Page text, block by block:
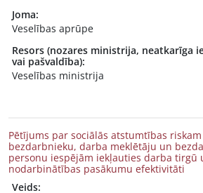
Joma:
Veselības aprūpe
Resors (nozares ministrija, neatkarīga
vai pašvaldība):
Veselības ministrija
Pētījums par sociālās atstumtības
bezdarbnieku, darba meklētāju un
personu iespējām iekļauties darba tirgū
nodarbinātības pasākumu efektivitāti
Veids: